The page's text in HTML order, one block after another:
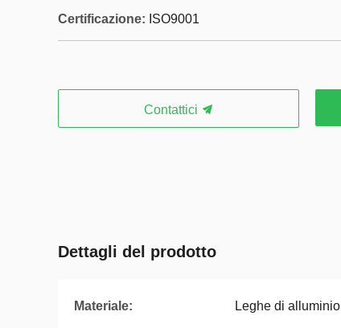
Certificazione: ISO9001
Contattici
Dettagli del prodotto
Materiale: Leghe di alluminio